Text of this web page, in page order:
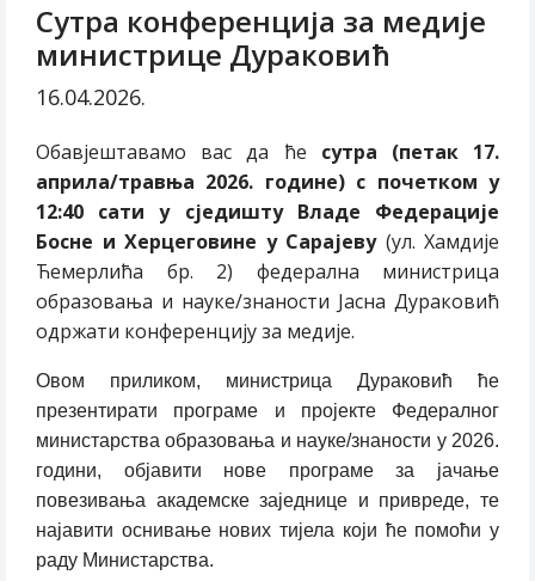
Сутра конференција за медије
министрице Дураковић
16.04.2026.
Обавјештавамо вас да ће сутра (петак 17.
априла/травња 2026. године) с почетком у
12:40 сати у сједишту Владе Федерације
Босне и Херцеговине у Сарајеву(ул. Хамдије
Ћемерлића бр. 2) федерална министрица
образовања и науке/знаности Јасна Дураковић
одржати конференцију за медије.
Овом приликом, министрица Дураковић ће
презентирати програме и пројекте Федералног
министарства образовања и науке/знаности у 2026.
години, објавити нове програме за јачање
повезивања академске заједнице и привреде, те
најавити оснивање нових тијела који ће помоћи у
раду Министарства.